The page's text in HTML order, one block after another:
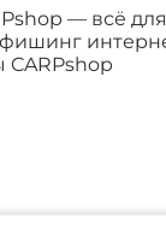
— всё
CARPshop